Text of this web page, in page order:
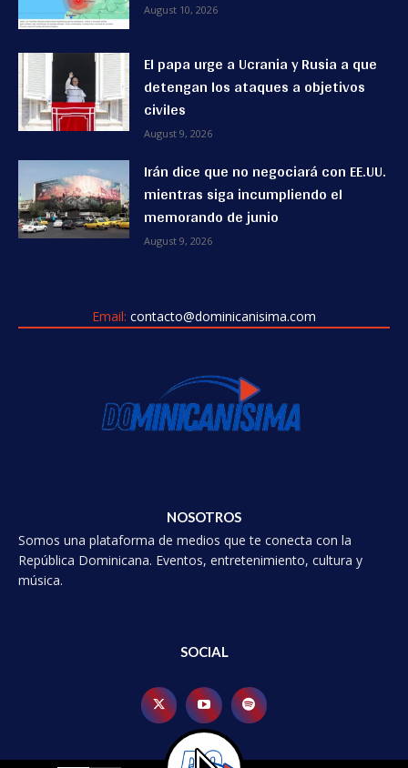
August 10, 2026
El papa urge a Ucrania y Rusia a que
detengan los ataques a objetivos
civiles
August 9, 2026
Irán dice que no negociará con EE.UU.
mientras siga incumpliendo el
memorando de junio
August 9, 2026
Email: contacto@dominicanisima.com
NOSOTROS
Somos una plataforma de medios que te conecta con la
República Dominicana. Eventos, entretenimiento, cultura y
música.
SOCIAL